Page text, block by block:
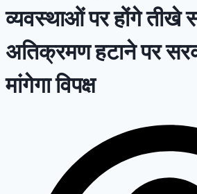
व्यवस्थाओं पर होंगे तीखे
अतिक्रमण हटाने पर
मांगेगा विपक्ष